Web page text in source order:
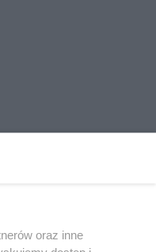
być powielany i
oraz inne